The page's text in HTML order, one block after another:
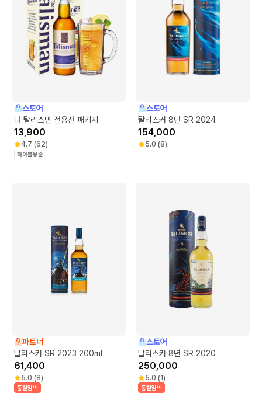
스토어
더 탈리스만 전용잔 패키지
13,900
4.7 (62)
하이볼용술
스토어
탈리스커 8년 SR 2024
154,000
5.0 (8)
파트너
탈리스커 SR 2023 200ml
61,400
5.0 (8)
품절임박
스토어
탈리스커 8년 SR 2020
250,000
5.0 (1)
품절임박